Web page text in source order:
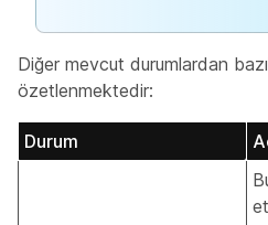
Diğer mevcut durumlardan
özetlenmektedir:
Durum